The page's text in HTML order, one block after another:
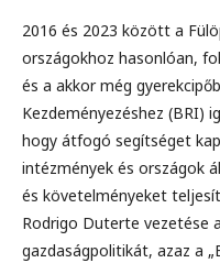
2016 és 2023 között a
országokhoz hasonlóan,
és a akkor még
Kezdeményezéshez (BRI)
hogy átfogó segítséget
intézmények és országok
és követelményeket
Rodrigo Duterte vezetése
gazdaságpolitikát, azaz a